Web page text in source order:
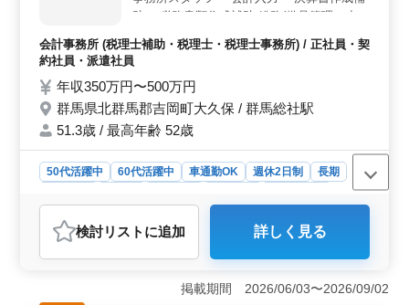
し、安心して長く働ける環境を整えています。
助 ・税務書類作成補助 総務(備品管理、小口
現金、顧客ファイル、管理、事務所内清掃、
電話対応、来客対応、郵便物対応等) 会計事
務所スタッフの募集です！ 業績好調の為増
員募集です♪
会計事務所 (税理士補助・税理士・税理士事務所) / 正社員・契
約社員・派遣社員
年収350万円〜500万円
群馬県北群馬郡吉岡町大久保 / 群馬総社駅
51.3歳 / 最高年齢 52歳
50代活躍中 60代活躍中 車通勤OK 週休2日制
長期
おすすめポイント
＜シニア活躍中＞ 北群馬郡の税理士事務所で経験豊富
な方を歓迎して税理士補助を募集しています。50代以上
の方も多数活躍しており、長年の経験を活かして活躍で
きる環境です。経験を活かし、新たなキャリアを築きた
検討リスト に追加 詳しく見る
掲載期間 2026/06/03〜2026/09/02